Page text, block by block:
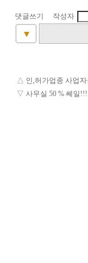
댓글쓰기 작성자
△ 인,허가업종 사업
▽ 사무실 50 % 쎄일